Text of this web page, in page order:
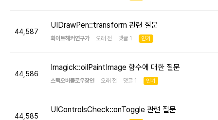
44,587
UIDrawPen::transform 관련 질문
화이트해커연구가 오래 전 댓글 1 인기
44,586
Imagick::oilPaintImage 함수에 대한 질문
스택오버플로우장인 오래 전 댓글 1 인기
44,585
UIControlsCheck::onToggle 관련 질문